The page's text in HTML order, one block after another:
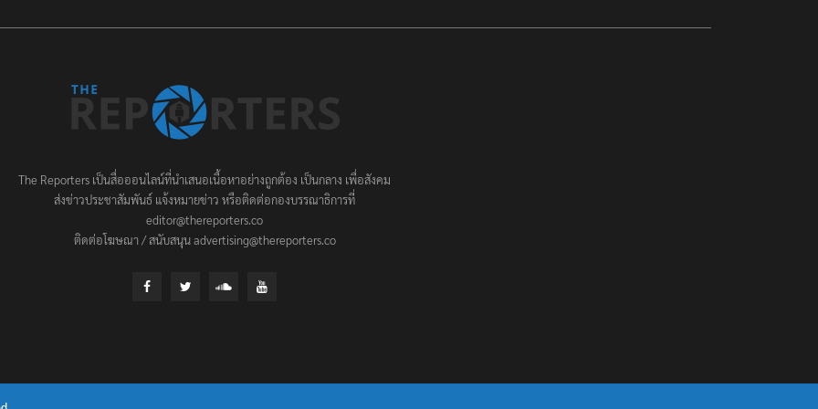
The Reporters เป็นสื่อออนไลน์ที่นำเสนอเนื้อหาอย่างถูกต้อง เป็นกลาง เพื่อสังคม
ส่งข่าวประชาสัมพันธ์ แจ้งหมายข่าว หรือติดต่อกองบรรณาธิการที่
editor@thereporters.co
ติดต่อโฆษณา / สนับสนุน advertising@thereporters.co